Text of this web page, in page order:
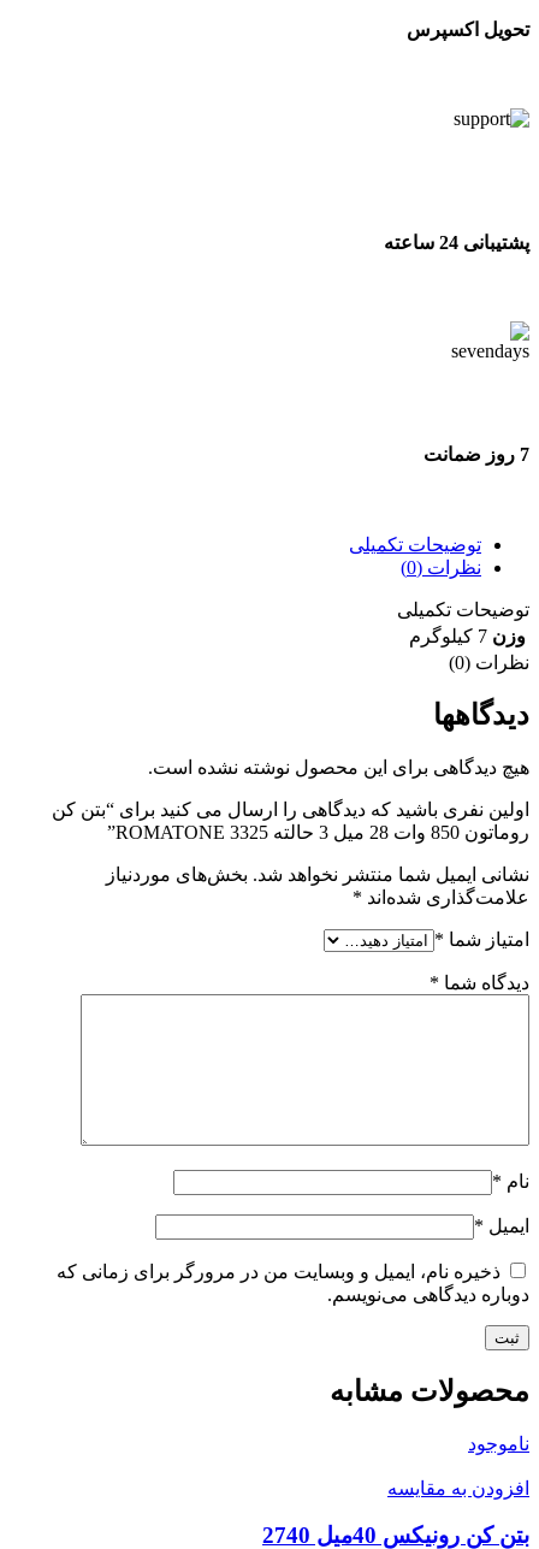
تحویل اکسپرس
پشتیبانی 24 ساعته
7 روز ضمانت
توضیحات تکمیلی
نظرات (0)
توضیحات تکمیلی
وزن 7 کیلوگرم
نظرات (0)
دیدگاهها
هیچ دیدگاهی برای این محصول نوشته نشده است.
اولین نفری باشید که دیدگاهی را ارسال می کنید برای “بتن کن
روماتون 850 وات 28 میل 3 حالته ROMATONE 3325”
نشانی ایمیل شما منتشر نخواهد شد. بخش‌های موردنیاز
علامت‌گذاری شده‌اند *
امتیاز شما *
دیدگاه شما *
نام *
ایمیل *
ذخیره نام، ایمیل و وبسایت من در مرورگر برای زمانی که
دوباره دیدگاهی می‌نویسم.
محصولات مشابه
ناموجود
افزودن به مقایسه
بتن کن رونیکس 40میل 2740